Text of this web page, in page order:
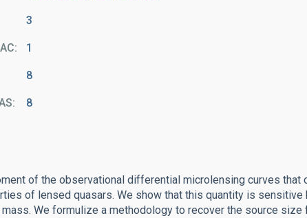
3
1
8
8
of the observational differential microlensing curves that
of lensed quasars. We show that this quantity is sensitive
We formulize a methodology to recover the source size